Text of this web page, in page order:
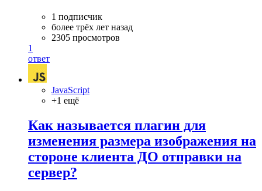
1 подписчик
более трёх лет назад
2305 просмотров
1
ответ
JavaScript
+1 ещё
Как называется плагин для
изменения размера изображения на
стороне клиента ДО отправки на
сервер?